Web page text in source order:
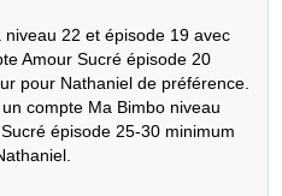
22 et épisode 19 avec
Amour Sucré épisode 20
pour Nathaniel de préférence.
compte Ma Bimbo niveau
épisode 25-30 minimum